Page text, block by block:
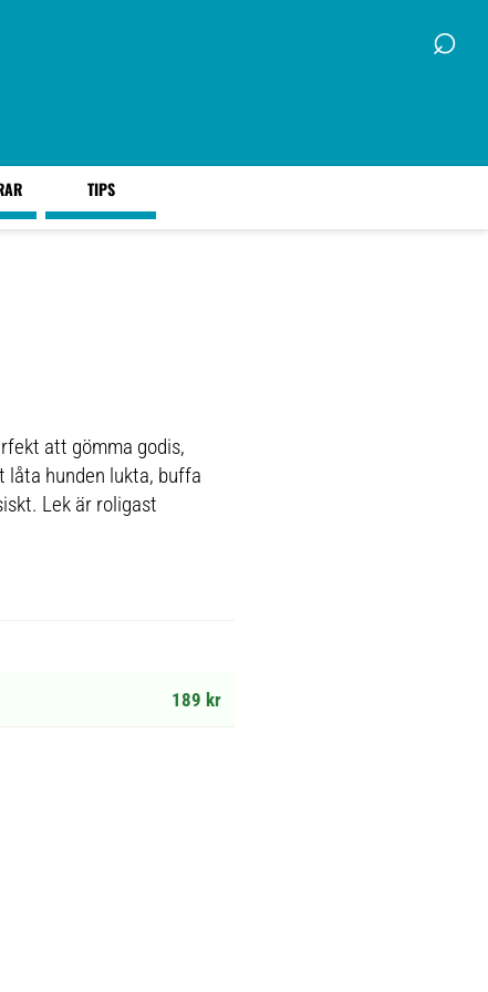
⌕
TIPS
att gömma godis,
låta hunden lukta, buffa
Lek är roligast
189 kr